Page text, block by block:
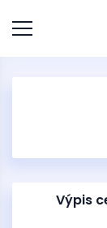
Výpis